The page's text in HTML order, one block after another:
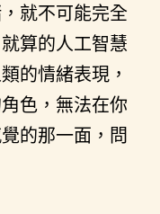
就不可能完全
算的人工智慧
的情緒表現，
色，無法在你
的那一面，問